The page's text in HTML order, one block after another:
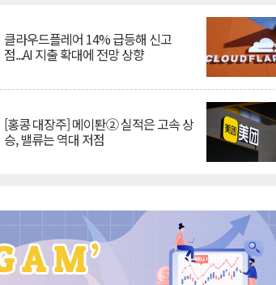
클라우드플레어 14% 급등해 신고
점...AI 지출 확대에 전망 상향
[홍콩 대장주] 메이퇀② 실적은 고속 상
승, 밸류는 역대 저점